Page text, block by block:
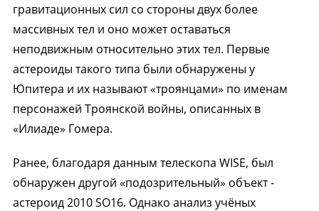
гравитационных сил со стороны двух более
массивных тел и оно может оставаться
неподвижным относительно этих тел. Первые
астероиды такого типа были обнаружены у
Юпитера и их называют «троянцами» по именам
персонажей Троянской войны, описанных в
«Илиаде» Гомера.
Ранее, благодаря данным телескопа WISE, был
обнаружен другой «подозрительный» объект -
астероид 2010 SO16. Однако анализ учёных